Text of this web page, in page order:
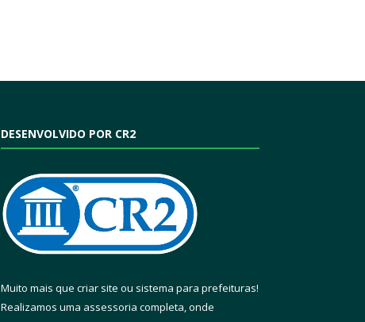
DESENVOLVIDO POR CR2
Muito mais que criar site ou sistema para prefeituras!
Realizamos uma assessoria completa, onde